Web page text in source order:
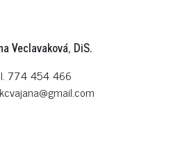
Veclavaková, DiS.
774 454 466